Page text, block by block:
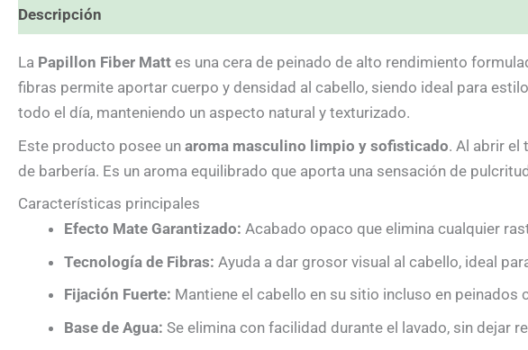
Descripción
La Papillon Fiber Matt es una cera de peinado de alto rendimiento
fibras permite aportar cuerpo y densidad al cabello, siendo ideal para
todo el día, manteniendo un aspecto natural y texturizado.
Este producto posee un aroma masculino limpio y sofisticado. Al abrir el
de barbería. Es un aroma equilibrado que aporta una sensación de
Características principales
Efecto Mate Garantizado: Acabado opaco que elimina cualquier
Tecnología de Fibras: Ayuda a dar grosor visual al cabello, ideal
Fijación Fuerte: Mantiene el cabello en su sitio incluso en peinados
Base de Agua: Se elimina con facilidad durante el lavado, sin dejar